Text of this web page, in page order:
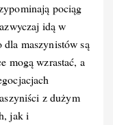
pociąg
idą w
maszynistów są
mogą wzrastać, a
z dużym
jak i